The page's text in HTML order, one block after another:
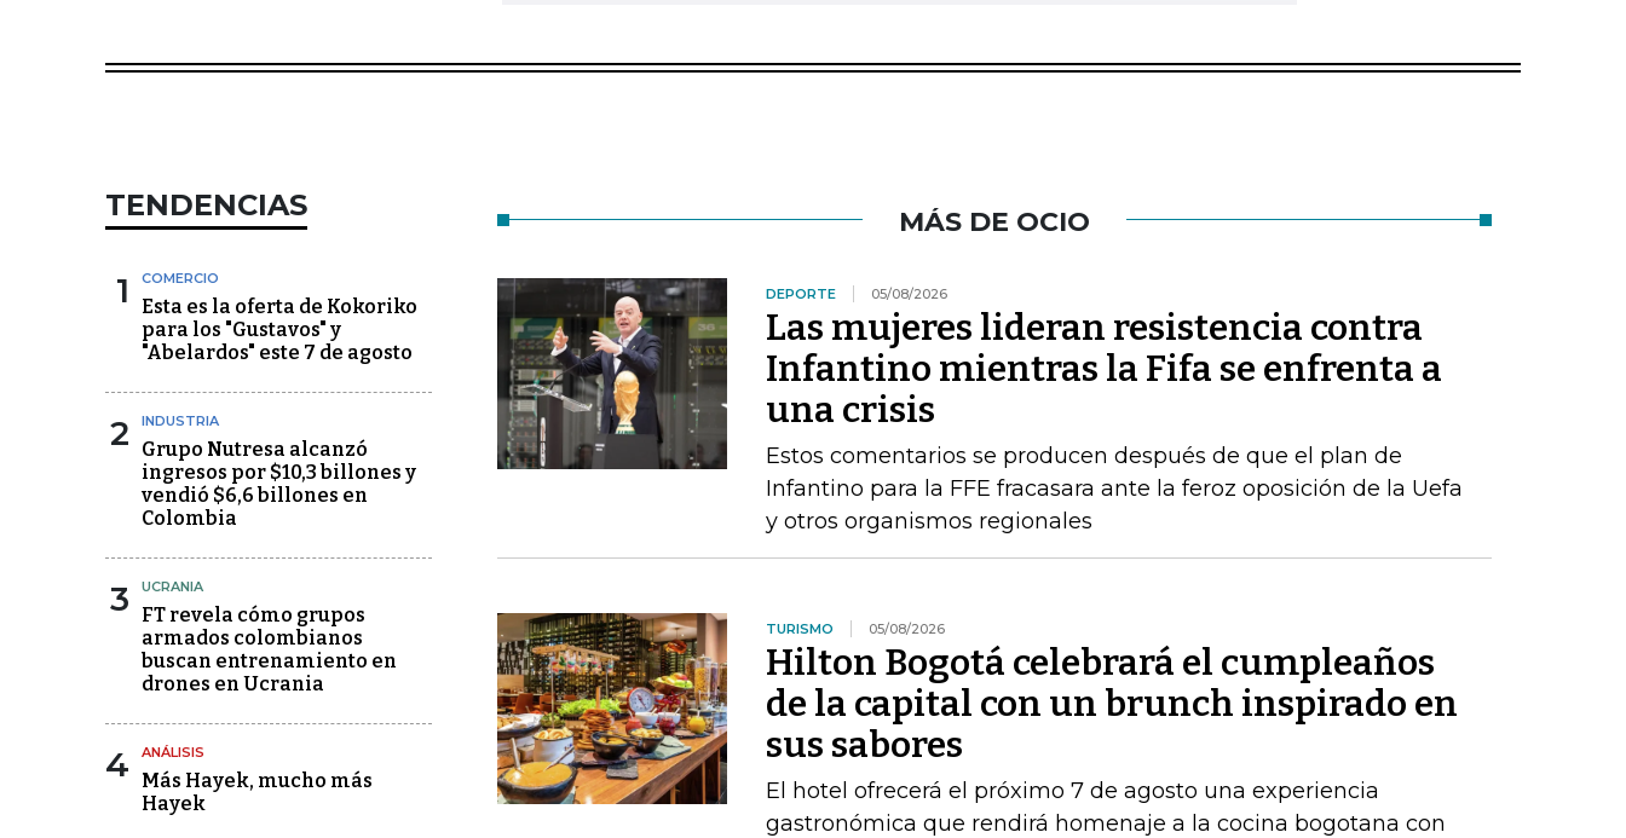
TENDENCIAS
1 COMERCIO
Esta es la oferta de Kokoriko
para los "Gustavos" y
"Abelardos" este 7 de agosto
2 INDUSTRIA
Grupo Nutresa alcanzó
ingresos por $10,3 billones y
vendió $6,6 billones en
Colombia
3 UCRANIA
FT revela cómo grupos
armados colombianos
buscan entrenamiento en
drones en Ucrania
4 ANÁLISIS
Más Hayek, mucho más
Hayek
MÁS DE OCIO
DEPORTE 05/08/2026
Las mujeres lideran resistencia contra
Infantino mientras la Fifa se enfrenta a
una crisis
Estos comentarios se producen después de que el plan de
Infantino para la FFE fracasara ante la feroz oposición de la Uefa
y otros organismos regionales
TURISMO 05/08/2026
Hilton Bogotá celebrará el cumpleaños
de la capital con un brunch inspirado en
sus sabores
El hotel ofrecerá el próximo 7 de agosto una experiencia
gastronómica que rendirá homenaje a la cocina bogotana con